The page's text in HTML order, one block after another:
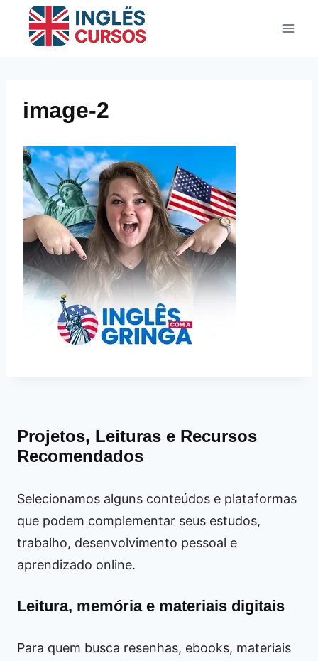
image-2
Projetos, Leituras e Recursos
Recomendados
Selecionamos alguns conteúdos e plataformas
que podem complementar seus estudos,
trabalho, desenvolvimento pessoal e
aprendizado online.
Leitura, memória e materiais digitais
Para quem busca resenhas, ebooks, materiais